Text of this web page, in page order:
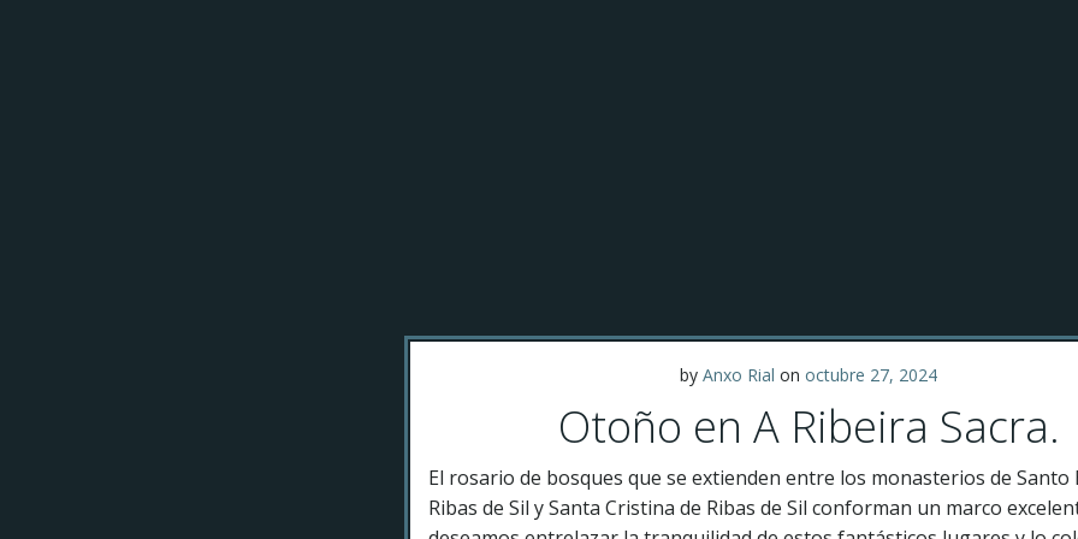
by Anxo Rial on octubre 27, 2024
Otoño en A Ribeira Sacra.
El rosario de bosques que se extienden entre los monasterios de Santo
Ribas de Sil y Santa Cristina de Ribas de Sil conforman un marco